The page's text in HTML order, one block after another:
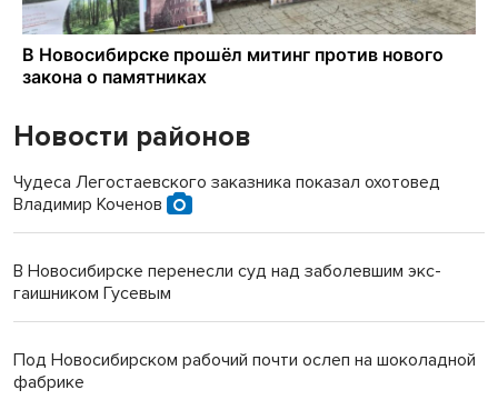
Новости районов
Чудеса Легостаевского заказника показал охотовед
Владимир Коченов
В Новосибирске перенесли суд над заболевшим экс-
гаишником Гусевым
Под Новосибирском рабочий почти ослеп на шоколадной
фабрике